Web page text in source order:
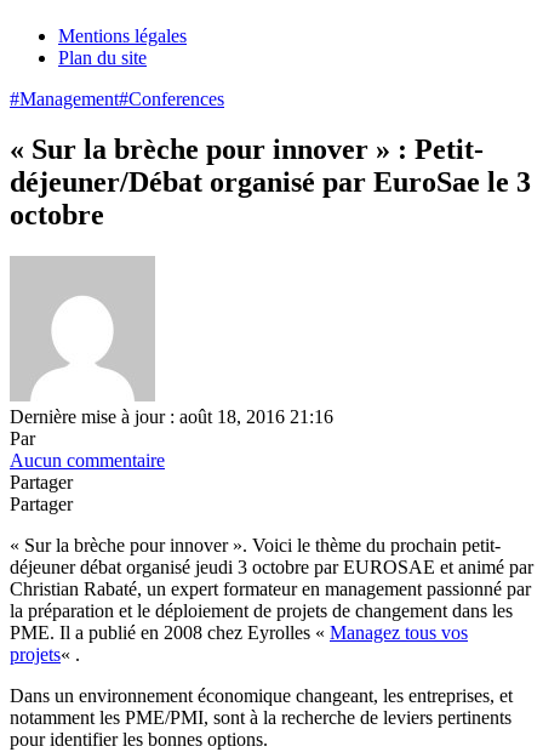
Mentions légales
Plan du site
#Management#Conferences
« Sur la brèche pour innover » : Petit-
déjeuner/Débat organisé par EuroSae le 3
octobre
Dernière mise à jour : août 18, 2016 21:16
Par
Aucun commentaire
Partager
Partager
« Sur la brèche pour innover ». Voici le thème du prochain petit-
déjeuner débat organisé jeudi 3 octobre par EUROSAE et animé par
Christian Rabaté, un expert formateur en management passionné par
la préparation et le déploiement de projets de changement dans les
PME. Il a publié en 2008 chez Eyrolles « Managez tous vos
projets« .
Dans un environnement économique changeant, les entreprises, et
notamment les PME/PMI, sont à la recherche de leviers pertinents
pour identifier les bonnes options.